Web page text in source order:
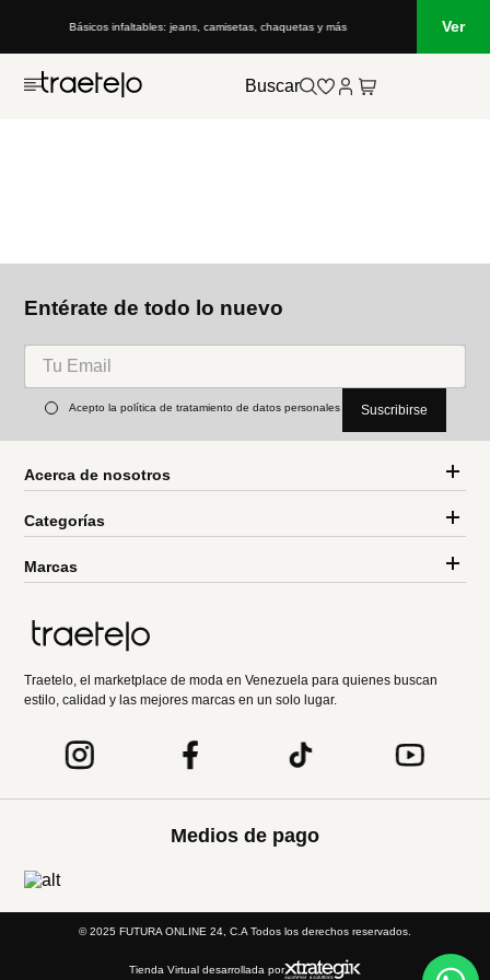
Básicos infaltables: jeans, camisetas, chaquetas y más Ver
Buscar
Entérate de todo lo nuevo
Acepto la política de tratamiento de datos personales Suscribirse
Acerca de nosotros
Categorías
Marcas
Traetelo, el marketplace de moda en Venezuela para quienes buscan
estilo, calidad y las mejores marcas en un solo lugar.
Medios de pago
© 2025 FUTURA ONLINE 24, C.A Todos los derechos reservados.
Tienda Virtual desarrollada por